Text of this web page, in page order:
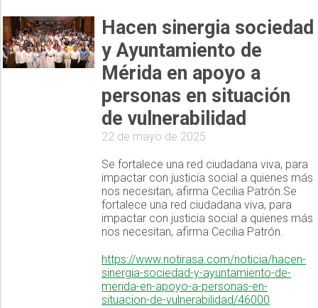
Hacen sinergia sociedad
y Ayuntamiento de
Mérida en apoyo a
personas en situación
de vulnerabilidad
22 de mayo de 2025
Se fortalece una red ciudadana viva, para
impactar con justicia social a quienes más
nos necesitan, afirma Cecilia Patrón.Se
fortalece una red ciudadana viva, para
impactar con justicia social a quienes más
nos necesitan, afirma Cecilia Patrón.
https://www.notirasa.com/noticia/hacen-
sinergia-sociedad-y-ayuntamiento-de-
merida-en-apoyo-a-personas-en-
situacion-de-vulnerabilidad/46000